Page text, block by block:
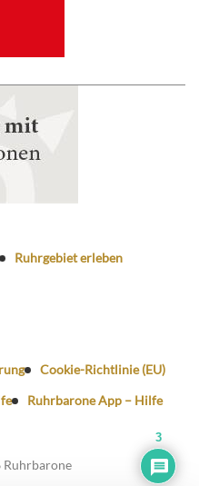
Ruhrgebiet erleben
Cookie-Richtlinie (EU)
Ruhrbarone App – Hilfe
3